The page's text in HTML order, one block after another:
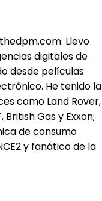
Llevo
digitales de
desde películas
He tenido la
como Land Rover,
Gas y Exxon;
de consumo
y fanático de la